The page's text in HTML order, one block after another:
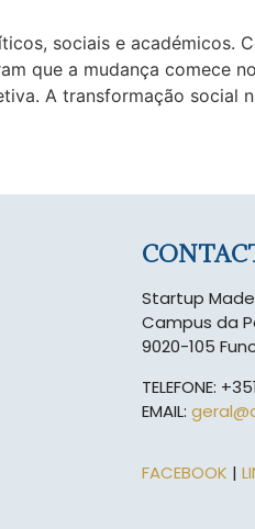
sociais e académicos.
que a mudança comece
A transformação social
Startup
Campus da
9020-105
TELEFONE:
EMAIL:
FACEBOOK |